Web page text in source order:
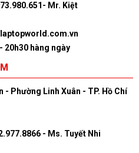
Mr. Kiệt
20h30 hàng ngày
- Phường Linh Xuân - TP. Hồ Chí
- Ms. Tuyết Nhi